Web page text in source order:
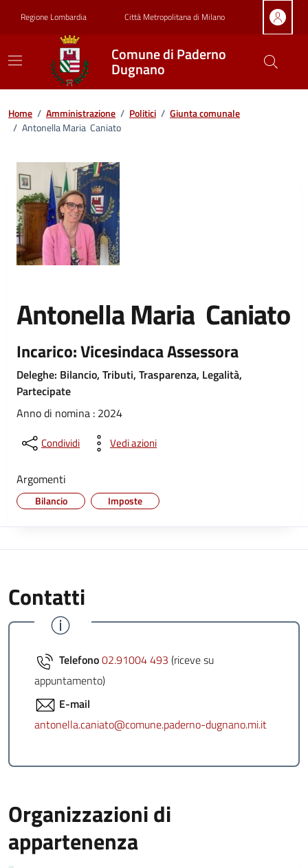
Regione Lombardia Città Metropolitana di Milano
Comune di Paderno
Dugnano
Home / Amministrazione / Politici / Giunta comunale
/ Antonella Maria Caniato
Antonella Maria Caniato
Incarico: Vicesindaca Assessora
Deleghe: Bilancio, Tributi, Trasparenza, Legalità,
Partecipate
Anno di nomina : 2024
Condividi Vedi azioni
Argomenti
Bilancio Imposte
Contatti
Telefono02.91004 493 (riceve su
appuntamento)
E-mail
antonella.caniato@comune.paderno-dugnano.mi.it
Organizzazioni di
appartenenza